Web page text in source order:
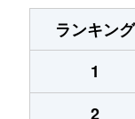
ランキング
1
2